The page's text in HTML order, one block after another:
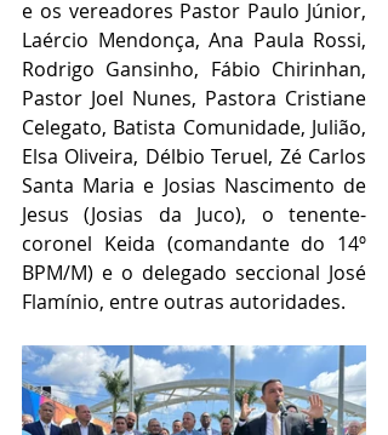
e os vereadores Pastor Paulo Júnior,
Laércio Mendonça, Ana Paula Rossi,
Rodrigo Gansinho, Fábio Chirinhan,
Pastor Joel Nunes, Pastora Cristiane
Celegato, Batista Comunidade, Julião,
Elsa Oliveira, Délbio Teruel, Zé Carlos
Santa Maria e Josias Nascimento de
Jesus (Josias da Juco), o tenente-
coronel Keida (comandante do 14º
BPM/M) e o delegado seccional José
Flamínio, entre outras autoridades.